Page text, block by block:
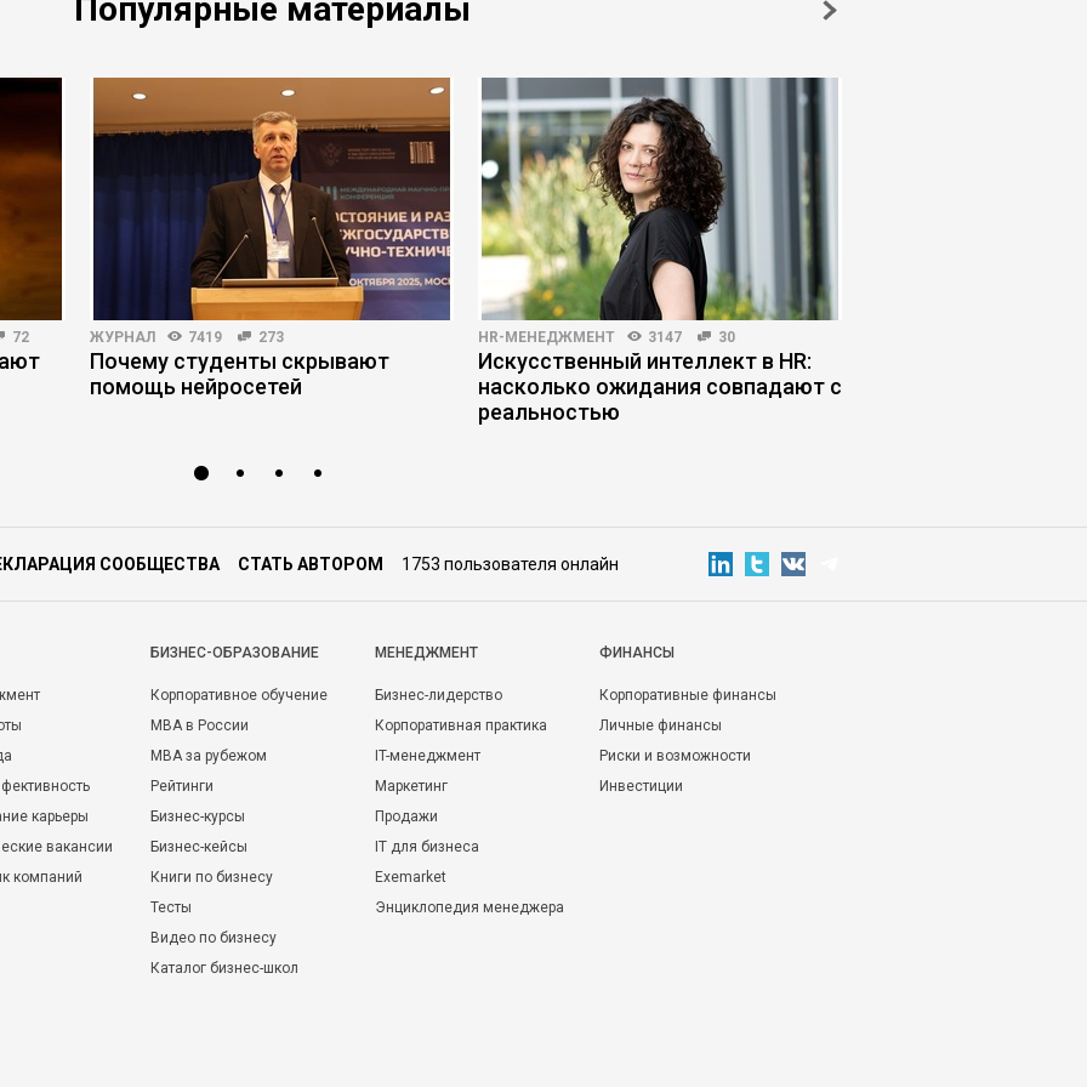
Популярные материалы
72 ЖУРНАЛ 7419 273
Почему студенты скрывают
помощь нейросетей
HR-МЕНЕДЖМЕНТ 3147 30
Искусственный интеллект в HR:
насколько ожидания совпадают с
реальностью
СООБЩЕСТВА СТАТЬ АВТОРОМ 1753 пользователя онлайн
карьеры
вакансии
компаний
БИЗНЕС-ОБРАЗОВАНИЕ
Корпоративное обучение
MBA в России
MBA за рубежом
Рейтинги
Бизнес-курсы
Бизнес-кейсы
Книги по бизнесу
Тесты
Видео по бизнесу
Каталог бизнес-школ
МЕНЕДЖМЕНТ
Бизнес-лидерство
Корпоративная практика
IT-менеджмент
Маркетинг
Продажи
IT для бизнеса
Exemarket
Энциклопедия менеджера
ФИНАНСЫ
Корпоративные финансы
Личные финансы
Риски и возможности
Инвестиции